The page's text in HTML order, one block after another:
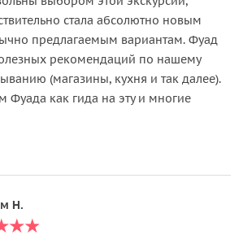
стала абсолютно новым
предлагаемым вариантам. Фуад
рекомендаций по нашему
(магазины, кухня и так далее).
Фуада как гида на эту и многие
Н.